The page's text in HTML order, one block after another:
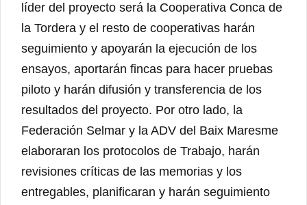
líder del proyecto será la Cooperativa Conca de
la Tordera y el resto de cooperativas harán
seguimiento y apoyarán la ejecución de los
ensayos, aportarán fincas para hacer pruebas
piloto y harán difusión y transferencia de los
resultados del proyecto. Por otro lado, la
Federación Selmar y la ADV del Baix Maresme
elaboraran los protocolos de Trabajo, harán
revisiones críticas de las memorias y los
entregables, planificaran y harán seguimiento